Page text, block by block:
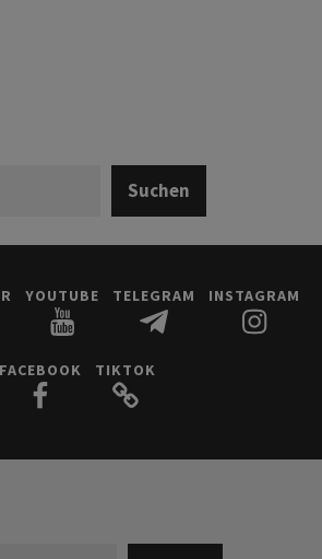
Suchen
YOUTUBE TELEGRAM INSTAGRAM
FACEBOOK TIKTOK